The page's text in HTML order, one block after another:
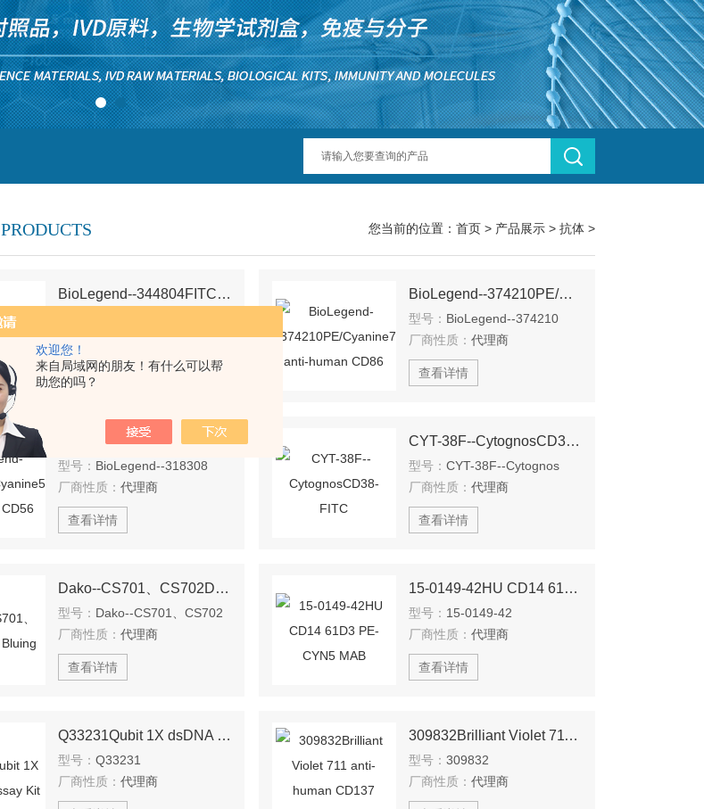
欢迎您！
来自局域网的朋友！有什么可以帮
助您的吗？
PRODUCTS 您当前的位置： 首页 > 产品展示 > 抗体 >
BioLegend--344804FITC anti-human CD3
厂商性质：代理商
查看详情
BioLegend--374210PE/Cyanine7 anti-human CD86
型号： BioLegend--374210
厂商性质： 代理商
查看详情
BioLegend--318308PE/Cyanine5 anti-human CD56
型号： BioLegend--318308
厂商性质： 代理商
查看详情
CYT-38F--CytognosCD38-FITC
型号： CYT-38F--Cytognos
厂商性质： 代理商
查看详情
Dako--CS701、CS702Dako Bluing
型号： Dako--CS701、CS702
厂商性质： 代理商
查看详情
15-0149-42HU CD14 61D3 PE-CYN5 MAB
型号： 15-0149-42
厂商性质： 代理商
查看详情
Q33231Qubit 1X dsDNA HS Assay Kit
型号： Q33231
厂商性质： 代理商
309832Brilliant Violet 711 anti-human CD137 （BioLegend）
型号： 309832
厂商性质： 代理商